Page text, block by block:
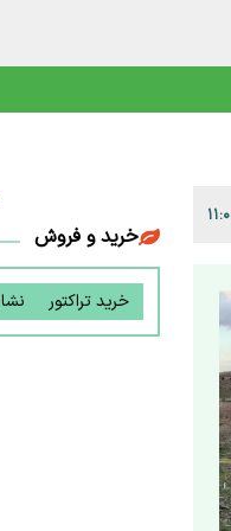
خرید و فروش
خرید تراکتور نشا